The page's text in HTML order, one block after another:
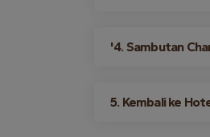
'4. Sambutan
5. Kembali ke